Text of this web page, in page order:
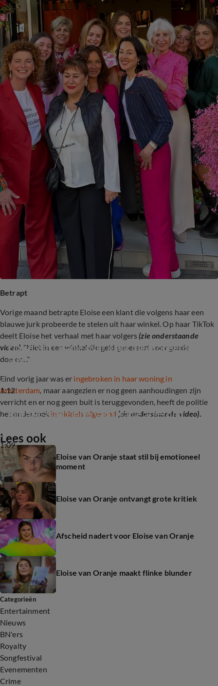
Betrapt
Vorige maand betrapte Eloise een klant die volgens haar een
blauwe jurk probeerde te stelen uit haar winkel. Op haar TikTok
deelt Eloise het verhaal met haar volgers(zie onderstaande
video). "Niet in een winkel die geld genereert voor goede
doelen..."
1:12
Eloise van Oranje over klant die probeerde te
stelen
Eind vorig jaar was er ingebroken in haar woning in
Amsterdam maar aangezien er nog geen aanhoudingen zijn
verricht en er nog geen buit is teruggevonden, heeft de politie
het onderzoek inmiddels afgerond (zie onderstaande video)
1:09
Inbraak-zaak Eloise van Oranje afgerond
Lees ook
Eloise van Oranje staat stil bij emotioneel
moment
Eloise van Oranje ontvangt grote kritiek
Afscheid nadert voor Eloise van Oranje
Eloise van Oranje maakt flinke blunder
Categorieën
Entertainment
Nieuws
BN'ers
Royalty
Songfestival
Evenementen
Crime